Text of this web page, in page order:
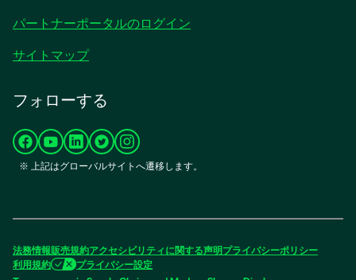
パートナーポータルのログイン
サイトマップ
フォローする
新
し
で
開
新
し
で
開
新
し
で
開
新
し
で
開
新
し
で
開
※ 上記はグローバルサイトへ遷移します。
法務情報販売規約アクセシビリティに関する声明 プライバシーポリシー
利用規約
プライバシー設定